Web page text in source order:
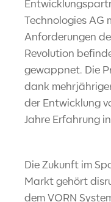
Technologies AG
Anforderungen
Revolution
gewappnet. Die
dank
der Entwicklung
Jahre Erfahrung
Die Zukunft im
Markt gehört
dem VORN